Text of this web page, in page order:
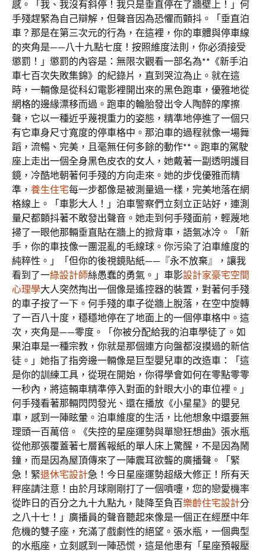
感。「我、我沒有斜停！我只是垂直停在了牆壁上！」何
手殘趕緊為自己辯解，但聲音因為恐懼而顫抖。「垂直泊
車？那是在第三次元的行為，在這裡，你的車體與停車線
的夾角是——八十九點七度！按照維度法則，你必須接受
懲罰！」懲罰的內容是：無限次觀看一部名為**《新手泊
車七百次失敗集錦》的紀錄片，直到哭泣為止。就在這
時，一輛像是從科幻電影裡開出來的黑色跑車，優雅地從
網格的邊緣漂移而過。跑車的輪胎發出令人陶醉的摩擦
聲，它以一種近乎蔑視重力的姿態，精準地停進了一個只
有它車身尺寸寬度的停車格中。那泊車的過程就像一場舞
蹈，流暢、完美，且毫無任何多餘的動作**。跑車的駕駛
座上走出一個全身黑色皮衣的女人，她戴著一副透明護目
鏡，冷酷地朝著何手殘的方向走來。她的步伐優雅而精
準， 養生住宅每一步都像是被測量過一樣，完美地落在網
格線上。「車影大人！」泊車警察們立刻立正站好，連測
量尺都顫抖著不敢發出聲音。她走到何手殘面前，輕蔑地
掃了一眼他那輛垂直貼在牆上的掀背車，語氣冰冷。「新
手，你的車技像一團混亂的毛線球。你污染了泊車維度的
純粹性。」「但你的後視鏡貼紙——『永不放棄』，讓我
看到了一綠設計師絲愚蠢的勇氣。」車影設計家豪宅空間
心理學大人突然掏出一個像是遙控器的裝置，對著何手殘
的車子按了一下。何手殘的車子從牆上脫落，在空中旋轉
了一百八十度，穩穩地停在了地面上的一個停車格中。這
次，夾角是——零度。「你被分配給我的泊車學徒了。如
果泊車是一種宗教，你就是那個連方向盤都沒摸過的新信
徒。」她指了指旁邊一輛像是巨型嬰兒車的改造車：「這
是你的訓練工具，從現在開始，你得學會如何在零點零零
一秒內，將這輛車精準停入對面的針眼大小的車位裡。」
何手殘看著那輛閃閃發光、還在播放《小星星》的嬰兒
車，感到一陣眩暈。泊車維度的生活，比他想象中還要無
理頭一百萬倍。《失控的星座運勢與單戀狂想曲》張水瓶
從他那張覆蓋著七層舊報紙的單人床上驚醒，不是因為鬧
鐘，而是因為屋頂傳來了一陣震耳欲聾的廣播聲。「緊
急！緊退休宅設計急！今日星座運勢超級大修正！所有天
秤座請注意！由於月球剛剛打了一個噴嚏，您的戀愛機率
從昨日的百分之九十九點九，陡降至負百樂齡住宅設計分
之八十七！」廣播員的聲音聽起來像是一個正在經歷中年
危機的雙子座，充滿了戲劇性的絕望。張水瓶，一個典型
的水瓶座，立刻感到一陣恐慌，這是他患有「星座預報壓